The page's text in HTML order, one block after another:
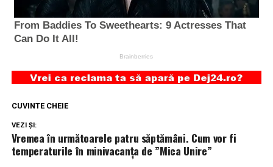
CUVINTE CHEIE
VEZI ȘI:
Vremea în următoarele patru săptămâni. Cum vor fi
temperaturile în minivacanța de ”Mica Unire”